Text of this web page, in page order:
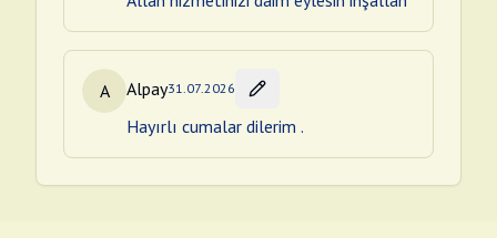
A Alpay31.07.2026
Hayırlı cumalar dilerim .